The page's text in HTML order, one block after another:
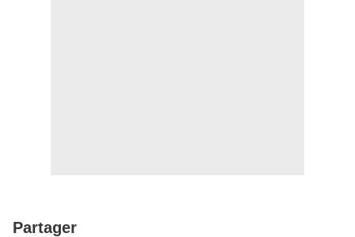
Partager